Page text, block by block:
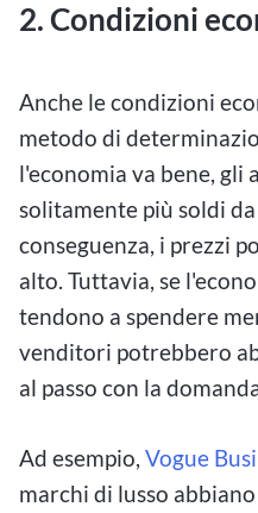
2. Condizioni
Anche le condizioni
metodo di
l'economia va bene, gli
solitamente più soldi
conseguenza, i prezzi
alto. Tuttavia, se
tendono a spendere
venditori potrebbero
al passo con la
Ad esempio, Vogue
marchi di lusso